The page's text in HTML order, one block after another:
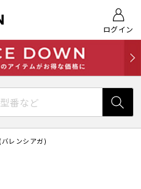
ログイン
レンシアガ)